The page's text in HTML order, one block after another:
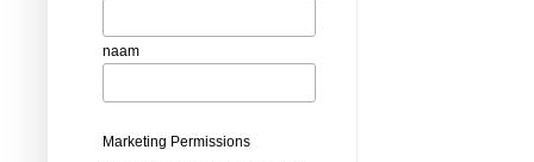
naam
Marketing Permissions